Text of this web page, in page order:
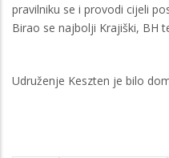
pravilniku se i provodi cijeli
Birao se najbolji Krajiški, BH
Udruženje Keszten je bilo